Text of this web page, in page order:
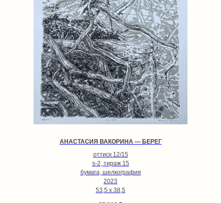
АНАСТАСИЯ ВАКОРИНА — БЕРЕГ
оттиск 12/15
s-2, тираж 15
бумага, шелкография
2023
53,5 х 38,5